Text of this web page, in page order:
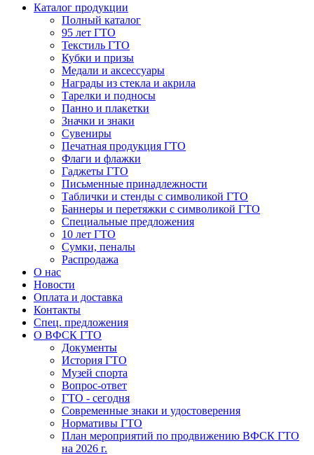
Каталог продукции
Полный каталог
95 лет ГТО
Текстиль ГТО
Кубки и призы
Медали и аксессуары
Награды из стекла и акрила
Тарелки и подносы
Панно и плакетки
Значки и знаки
Сувениры
Печатная продукция ГТО
Флаги и флажки
Гаджеты ГТО
Письменные принадлежности
Таблички и стенды с символикой ГТО
Баннеры и перетяжки с символикой ГТО
Специальные предложения
10 лет ГТО
Сумки, пеналы
Распродажа
О нас
Новости
Оплата и доставка
Контакты
Спец. предложения
О ВФСК ГТО
Документы
История ГТО
Музей спорта
Вопрос-ответ
ГТО - сегодня
Современные знаки и удостоверения
Нормативы ГТО
План мероприятий по продвижению ВФСК ГТО
на 2026 г.